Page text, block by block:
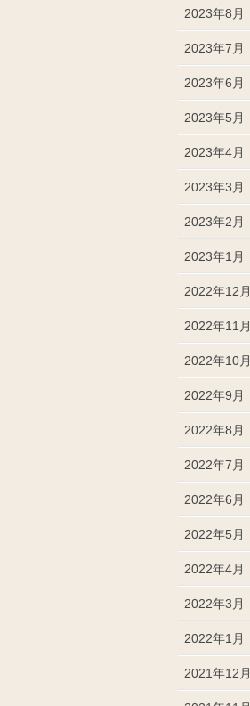
2023年8月
2023年7月
2023年6月
2023年5月
2023年4月
2023年3月
2023年2月
2023年1月
2022年12月
2022年11月
2022年10月
2022年9月
2022年8月
2022年7月
2022年6月
2022年5月
2022年4月
2022年3月
2022年1月
2021年12月